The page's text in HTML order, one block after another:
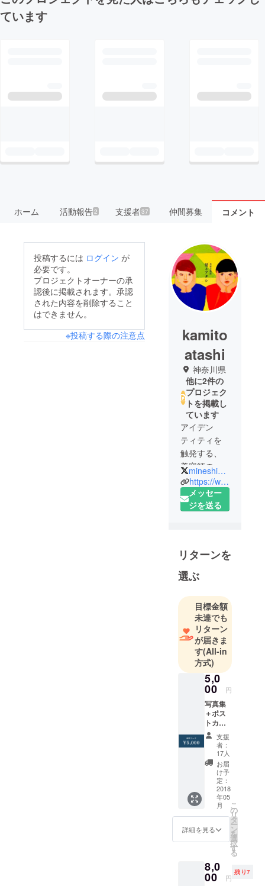
ています
ホーム 活動報告2 支援者37 仲間募集 コメント
投稿するには ログイン が
必要です。
プロジェクトオーナーの承
認後に掲載されます。承認
された内容を削除すること
はできません。
※投稿する際の注意点
kamito
atashi
神奈川県
他に2件の
プロジェク
トを掲載し
ています
アイデン
ティティを
触発する、
美容師のた
めの美容文
芸雑誌「髪
とアタシ」
１人でも多
くの美容師
に、世の中
にこんなに
もおもしろ
い美容師が
いるんだ。
ということ
を伝えた
い。
あなたが
持っている
アイデン
ティティを
大切に。
これからの
表現は自分
が主役なん
だ、という
ことを。
mineshingo
https://www.facebook.com/kamitoatashi
メッセー
ジを送る
リターンを
選ぶ
目標金額
未達でも
リターン
が届きま
す(All-in
方式)
5,0
00 円
写真集
＋ポス
トカー
ド＋展
示レセ
プショ
ンパー
ティご
招待 ※
送料込
み・
2018年
5月4日
以降順
次発送
支援
者：
17人
お届
け予
定：
2018
年05
月
詳細を見る
こ
の
リ
タ
ー
ン
を
選
択
す
る
8,0
00 円
残り7